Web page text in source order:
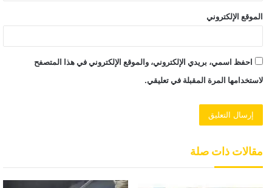
الموقع الإلكتروني
احفظ اسمي، بريدي الإلكتروني، والموقع الإلكتروني في هذا المتصفح
لاستخدامها المرة المقبلة في تعليقي.
مقالات ذات صلة